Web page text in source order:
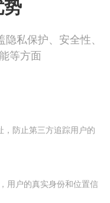
私保护、安全性、
等方面
防止第三方追踪用户的
用户的真实身份和位置信